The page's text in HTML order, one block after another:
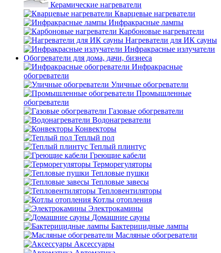
Керамические нагреватели
Кварцевые нагреватели
Инфракрасные лампы
Карбоновые нагреватели
Нагреватели для ИК сауны
Инфракрасные излучатели
Обогреватели для дома, дачи, бизнеса
Инфракрасные
обогреватели
Уличные обогреватели
Промышленные
обогреватели
Газовые обогреватели
Водонагреватели
Конвекторы
Теплый пол
Теплый плинтус
Греющие кабели
Терморегуляторы
Тепловые пушки
Тепловые завесы
Тепловентиляторы
Котлы отопления
Электрокамины
Домашние сауны
Бактерицидные лампы
Масляные обогреватели
Аксессуары